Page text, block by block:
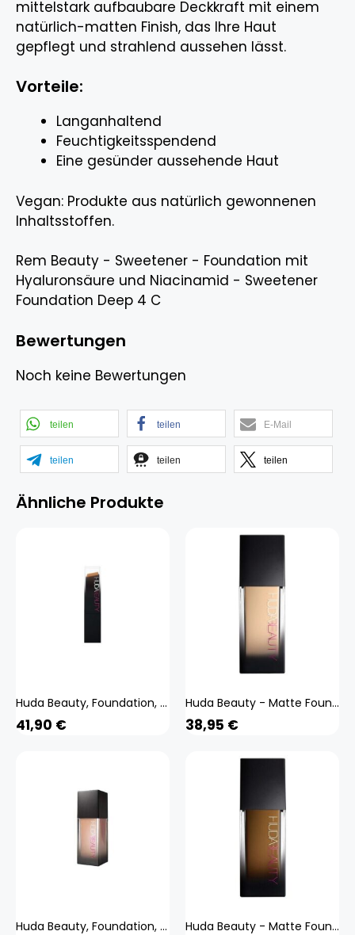
mittelstark aufbaubare Deckkraft mit einem
natürlich-matten Finish, das Ihre Haut
gepflegt und strahlend aussehen lässt.
Vorteile:
Langanhaltend
Feuchtigkeitsspendend
Eine gesünder aussehende Haut
Vegan: Produkte aus natürlich gewonnenen
Inhaltsstoffen.
Rem Beauty - Sweetener - Foundation mit
Hyaluronsäure und Niacinamid - Sweetener
Foundation Deep 4 C
Bewertungen
Noch keine Bewertungen
teilen teilen E-Mail
teilen teilen teilen
Ähnliche Produkte
Huda Beauty, Foundation, Fauxfilter Foundation Stick 530r Kaffeebohne - 125 Gramm
41,90 €
Huda Beauty - Matte Foundation - #fauxfilter - fauxfilter Luminous Matte 120b Vanilla
38,95 €
Huda Beauty, Foundation, Matting make-up #FauxFilter (Luminous Matte Foundation) 35 ml - Shade: 255B Apple Pie (255B Apple Pie) Huda Beauty - Matte Foundation - #fauxfilter - fauxfilter Luminous Matte 500g Mocha